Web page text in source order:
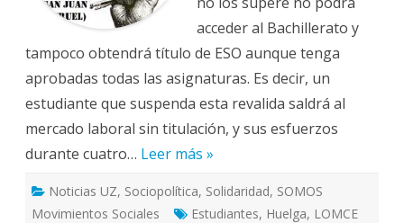
acceder al Bachillerato y
tampoco obtendrá título de ESO aunque tenga
aprobadas todas las asignaturas. Es decir, un
estudiante que suspenda esta revalida saldrá al
mercado laboral sin titulación, y sus esfuerzos
durante cuatro… Leer más »
Noticias UZ, Sociopolítica, Solidaridad, SOMOS
Movimientos Sociales
Estudiantes, Huelga, LOMCE